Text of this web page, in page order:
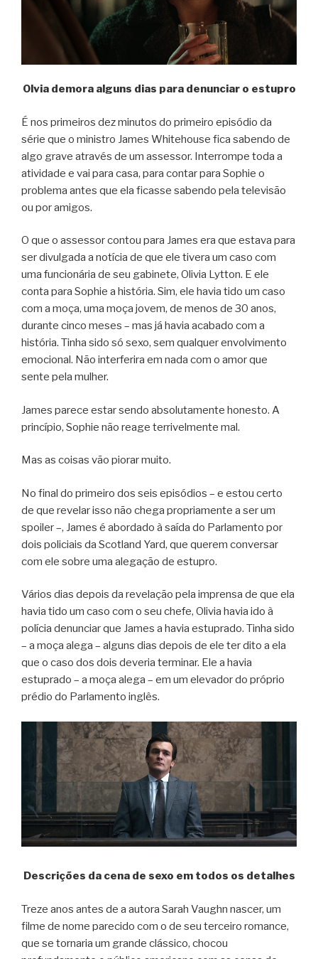
Olvia demora alguns dias para denunciar o estupro
É nos primeiros dez minutos do primeiro episódio da
série que o ministro James Whitehouse fica sabendo de
algo grave através de um assessor. Interrompe toda a
atividade e vai para casa, para contar para Sophie o
problema antes que ela ficasse sabendo pela televisão
ou por amigos.
O que o assessor contou para James era que estava para
ser divulgada a notícia de que ele tivera um caso com
uma funcionária de seu gabinete, Olivia Lytton. E ele
conta para Sophie a história. Sim, ele havia tido um caso
com a moça, uma moça jovem, de menos de 30 anos,
durante cinco meses – mas já havia acabado com a
história. Tinha sido só sexo, sem qualquer envolvimento
emocional. Não interferira em nada com o amor que
sente pela mulher.
James parece estar sendo absolutamente honesto. A
princípio, Sophie não reage terrivelmente mal.
Mas as coisas vão piorar muito.
No final do primeiro dos seis episódios – e estou certo
de que revelar isso não chega propriamente a ser um
spoiler –, James é abordado à saída do Parlamento por
dois policiais da Scotland Yard, que querem conversar
com ele sobre uma alegação de estupro.
Vários dias depois da revelação pela imprensa de que ela
havia tido um caso com o seu chefe, Olivia havia ido à
polícia denunciar que James a havia estuprado. Tinha sido
– a moça alega – alguns dias depois de ele ter dito a ela
que o caso dos dois deveria terminar. Ele a havia
estuprado – a moça alega – em um elevador do próprio
prédio do Parlamento inglês.
Descrições da cena de sexo em todos os detalhes
Treze anos antes de a autora Sarah Vaughn nascer, um
filme de nome parecido com o de seu terceiro romance,
que se tornaria um grande clássico, chocou